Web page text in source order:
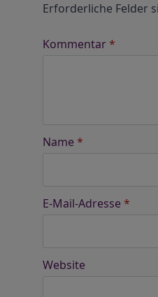
Erforderliche Felder
Kommentar*
Name *
E-Mail-Adresse *
Website